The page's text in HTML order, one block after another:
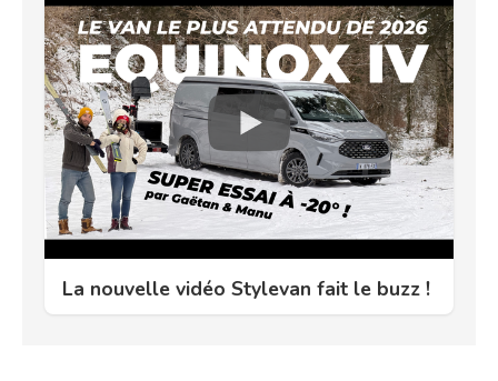
La nouvelle vidéo Stylevan fait le buzz !